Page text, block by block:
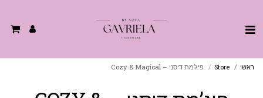
ראשי Store פיג’מת דיסני – Cozy & Magical